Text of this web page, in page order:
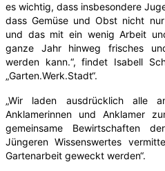
es wichtig, dass insbesondere
dass Gemüse und Obst nicht
und das mit ein wenig Arbeit
ganze Jahr hinweg frisches
werden kann.“, findet Isabell
„Garten.Werk.Stadt“.
„Wir laden ausdrücklich alle
Anklamerinnen und Anklamer
gemeinsame Bewirtschaften
Jüngeren Wissenswertes
Gartenarbeit geweckt werden“.